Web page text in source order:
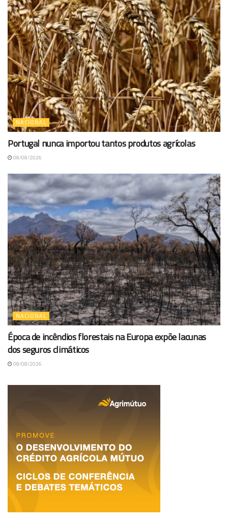
NACIONAL
Portugal nunca importou tantos produtos agrícolas
08/08/2026
NACIONAL
Época de incêndios florestais na Europa expõe lacunas
dos seguros climáticos
08/08/2026